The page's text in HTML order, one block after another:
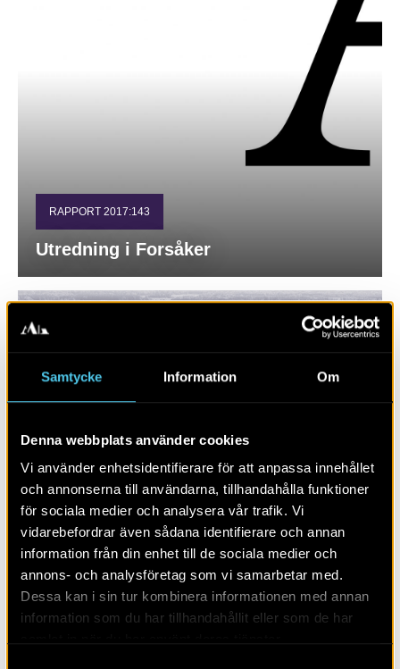
Samtycke Information Om
Denna webbplats använder cookies
Vi använder enhetsidentifierare för att anpassa innehållet
och annonserna till användarna, tillhandahålla funktioner
för sociala medier och analysera vår trafik. Vi
vidarebefordrar även sådana identifierare och annan
information från din enhet till de sociala medier och
annons- och analysföretag som vi samarbetar med.
Dessa kan i sin tur kombinera informationen med annan
information som du har tillhandahållit eller som de har
RAPPORT 2017:143
Utredning i Forsåker
Rasbobygden i ett långtidsperspektiv